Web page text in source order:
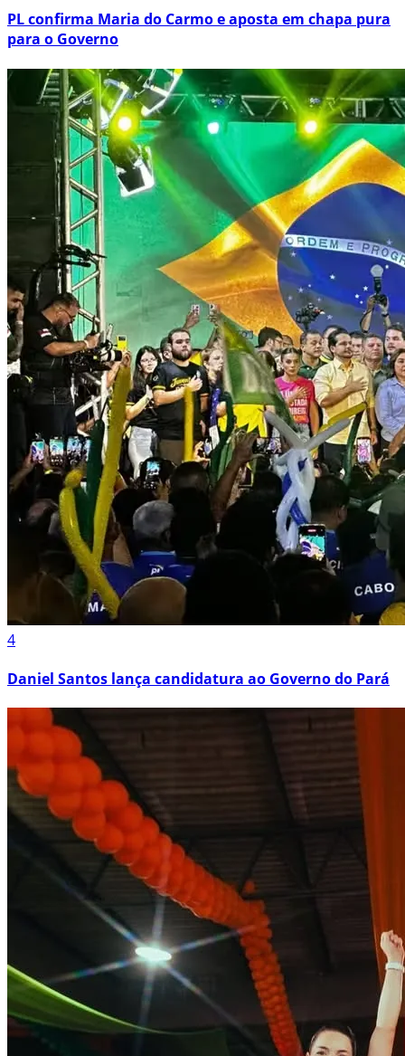
PL confirma Maria do Carmo e aposta em chapa pura
para o Governo
4
Daniel Santos lança candidatura ao Governo do Pará